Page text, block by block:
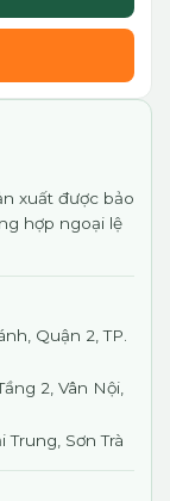
xuất được bảo
hợp ngoại lệ
Quận 2, TP.
2, Vân Nội,
Sơn Trà